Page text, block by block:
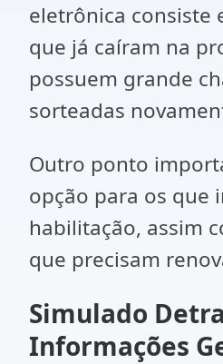
eletrônica consiste
que já caíram na
possuem grande
sorteadas
Outro ponto
opção para os que
habilitação, assim
que precisam
Simulado
Informações